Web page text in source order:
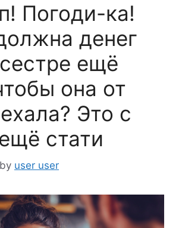
Погоди-ка!
денег
ещё
она от
Это с
стати
by user user